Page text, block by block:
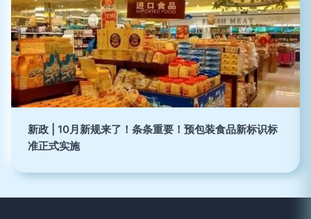
新政 | 10月新规来了！条条重要！预包装食品新标识标
准正式实施